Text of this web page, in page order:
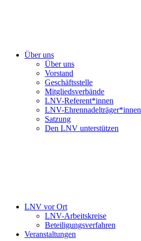
Über uns
Über uns
Vorstand
Geschäftsstelle
Mitgliedsverbände
LNV-Referent*innen
LNV-Ehrennadelträger*innen
Satzung
Den LNV unterstützen
LNV vor Ort
LNV-Arbeitskreise
Beteiligungsverfahren
Veranstaltungen